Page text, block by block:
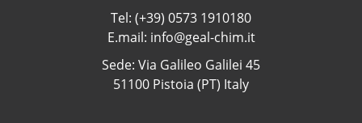
Tel: (+39) 0573 1910180
E.mail: info@geal-chim.it
Sede: Via Galileo Galilei 45
51100 Pistoia (PT) Italy